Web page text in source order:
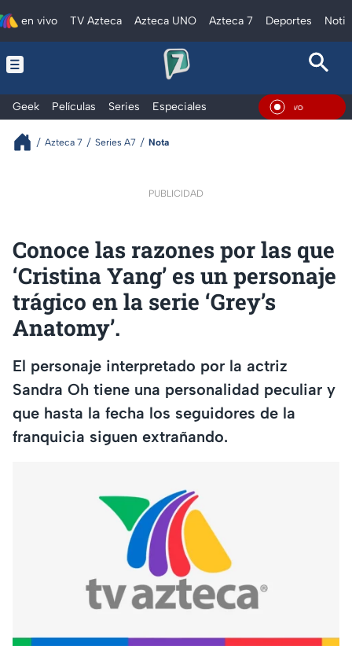
en vivo TV Azteca Azteca UNO Azteca 7 Deportes
Geek Películas Series Especiales En
Azteca 7 Series A7 Nota
PUBLICIDAD
Conoce las razones por las que
‘Cristina Yang’ es un personaje
trágico en la serie ‘Grey’s
Anatomy’.
El personaje interpretado por la actriz
Sandra Oh tiene una personalidad peculiar y
que hasta la fecha los seguidores de la
franquicia siguen extrañando.